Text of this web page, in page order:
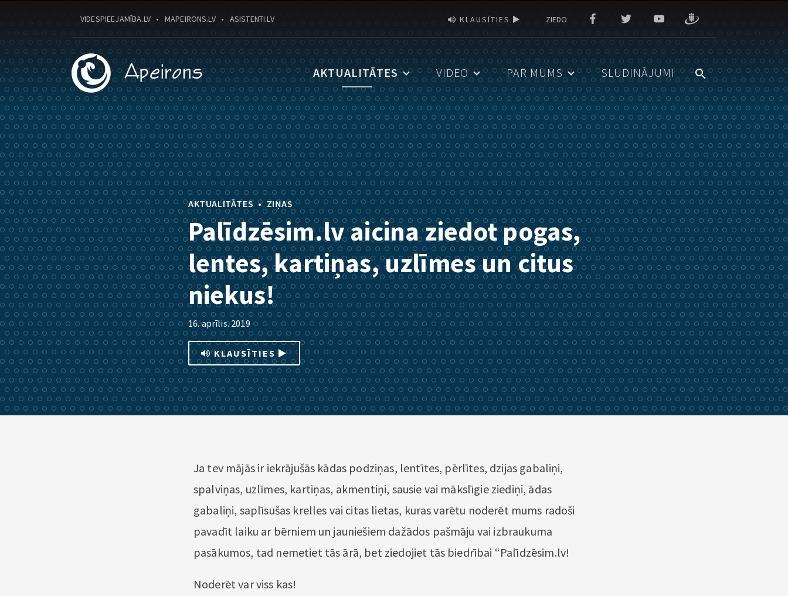
VIDESPIEEJAMĪBA.LV MAPEIRONS.LV ASISTENTI.LV KLAUSĪTIES ZIEDO
AKTUALITĀTES VIDEO PAR MUMS SLUDINĀJUMI
AKTUALITĀTES • ZIŅAS
Palīdzēsim.lv aicina ziedot pogas,
lentes, kartiņas, uzlīmes un citus
niekus!
16. aprīlis. 2019
KLAUSĪTIES
Ja tev mājās ir iekrājušās kādas podziņas, lentītes, pērlītes, dzijas gabaliņi,
spalviņas, uzlīmes, kartiņas, akmentiņi, sausie vai mākslīgie ziediņi, ādas
gabaliņi, saplīsušas krelles vai citas lietas, kuras varētu noderēt mums radoši
pavadīt laiku ar bērniem un jauniešiem dažādos pašmāju vai izbraukuma
pasākumos, tad nemetiet tās ārā, bet ziedojiet tās biedrībai “Palīdzēsim.lv!
Noderēt var viss kas!